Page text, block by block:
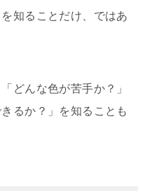
知ることだけ、ではあ
どんな色が苦手か？」
るか？」を知ることも